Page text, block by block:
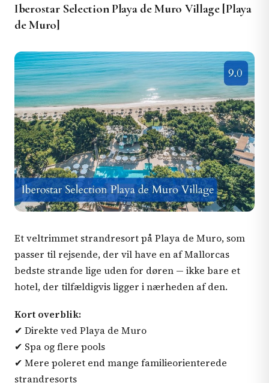
Iberostar Selection Playa de Muro Village [Playa
de Muro]
Et veltrimmet strandresort på Playa de Muro, som
passer til rejsende, der vil have en af Mallorcas
bedste strande lige uden for døren — ikke bare et
hotel, der tilfældigvis ligger i nærheden af den.
Kort overblik:
✔ Direkte ved Playa de Muro
✔ Spa og flere pools
✔ Mere poleret end mange familieorienterede
strandresorts